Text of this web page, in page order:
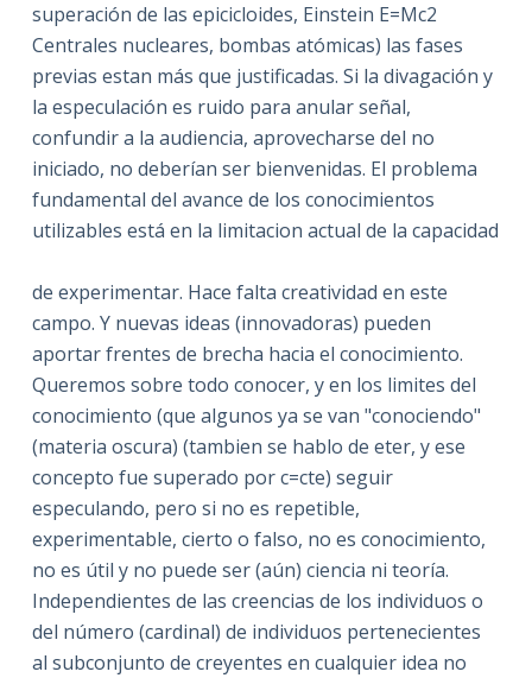
superación de las epicicloides, Einstein E=Mc2
Centrales nucleares, bombas atómicas) las fases
previas estan más que justificadas. Si la divagación y
la especulación es ruido para anular señal,
confundir a la audiencia, aprovecharse del no
iniciado, no deberían ser bienvenidas. El problema
fundamental del avance de los conocimientos
utilizables está en la limitacion actual de la capacidad
de experimentar. Hace falta creatividad en este
campo. Y nuevas ideas (innovadoras) pueden
aportar frentes de brecha hacia el conocimiento.
Queremos sobre todo conocer, y en los limites del
conocimiento (que algunos ya se van "conociendo"
(materia oscura) (tambien se hablo de eter, y ese
concepto fue superado por c=cte) seguir
especulando, pero si no es repetible,
experimentable, cierto o falso, no es conocimiento,
no es útil y no puede ser (aún) ciencia ni teoría.
Independientes de las creencias de los individuos o
del número (cardinal) de individuos pertenecientes
al subconjunto de creyentes en cualquier idea no